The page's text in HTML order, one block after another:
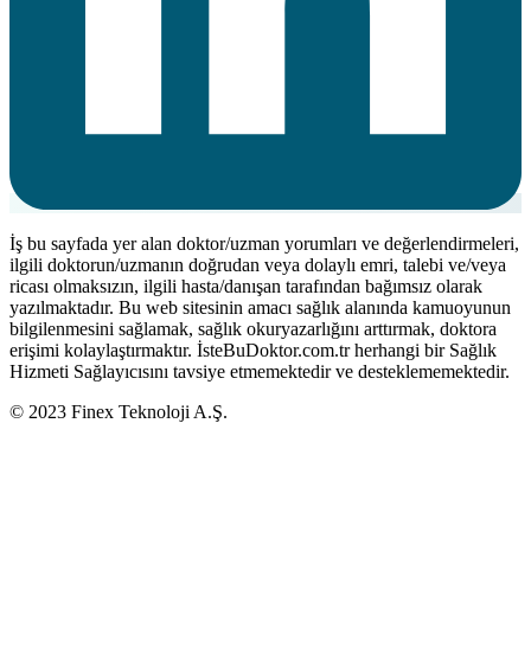
İş bu sayfada yer alan doktor/uzman yorumları ve değerlendirmeleri,
ilgili doktorun/uzmanın doğrudan veya dolaylı emri, talebi ve/veya
ricası olmaksızın, ilgili hasta/danışan tarafından bağımsız olarak
yazılmaktadır. Bu web sitesinin amacı sağlık alanında kamuoyunun
bilgilenmesini sağlamak, sağlık okuryazarlığını arttırmak, doktora
erişimi kolaylaştırmaktır. İsteBuDoktor.com.tr herhangi bir Sağlık
Hizmeti Sağlayıcısını tavsiye etmemektedir ve desteklememektedir.
© 2023 Finex Teknoloji A.Ş.